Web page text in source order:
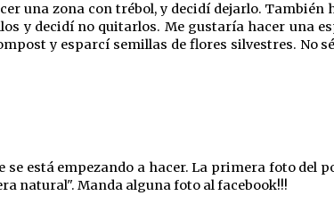
una zona con trébol, y decidí dejarlo. También
y decidí no quitarlos. Me gustaría hacer una
y esparcí semillas de flores silvestres. No
se está empezando a hacer. La primera foto del
natural". Manda alguna foto al facebook!!!